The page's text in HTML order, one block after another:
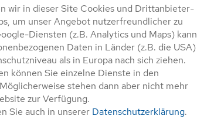
wir in dieser Site Cookies und Drittanbieter-
um unser Angebot nutzerfreundlicher zu
Diensten (z.B. Analytics und Maps) kann
Daten in Länder (z.B. die USA)
als in Europa nach sich ziehen.
können Sie einzelne Dienste in den
stehen dann aber nicht mehr
zur Verfügung.
Sie auch in unserer Datenschutzerklärung.